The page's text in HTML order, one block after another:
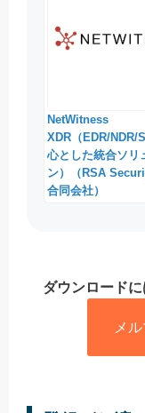
NetWitness
XDR（EDR/NDR/
心とした統合ソリ
ン）（RSA
合同会社）
ダウンロード
メ